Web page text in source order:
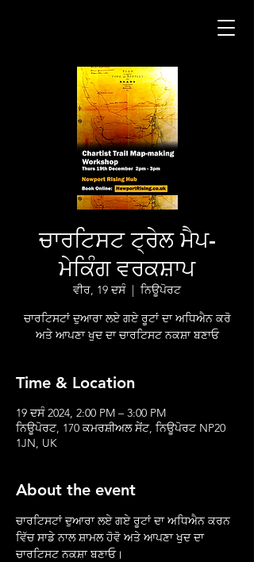
ਚਾਰਟਿਸਟ ਟ੍ਰੇਲ ਮੈਪ-
ਮੇਕਿੰਗ ਵਰਕਸ਼ਾਪ
ਵੀਰ, 19 ਦਸੰ
  |
ਨਿਊਪੋਰਟ
ਚਾਰਟਿਸਟਾਂ ਦੁਆਰਾ ਲਏ ਗਏ ਰੂਟਾਂ ਦਾ ਅਧਿਐਨ ਕਰੋ
ਅਤੇ ਆਪਣਾ ਖੁਦ ਦਾ ਚਾਰਟਿਸਟ ਨਕਸ਼ਾ ਬਣਾਓ
Time & Location
19 ਦਸੰ 2024, 2:00 PM – 3:00 PM
ਨਿਊਪੋਰਟ, 170 ਕਮਰਸ਼ੀਅਲ ਸੇਂਟ, ਨਿਊਪੋਰਟ NP20
1JN, UK
About the event
ਚਾਰਟਿਸਟਾਂ ਦੁਆਰਾ ਲਏ ਗਏ ਰੂਟਾਂ ਦਾ ਅਧਿਐਨ ਕਰਨ
ਵਿੱਚ ਸਾਡੇ ਨਾਲ ਸ਼ਾਮਲ ਹੋਵੋ ਅਤੇ ਆਪਣਾ ਖੁਦ ਦਾ
ਚਾਰਟਿਸਟ ਨਕਸ਼ਾ ਬਣਾਓ।